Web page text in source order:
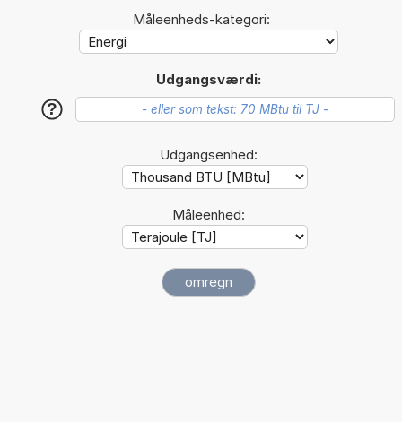
Måleenheds-kategori:
Udgangsværdi:
?
Udgangsenhed:
Måleenhed: